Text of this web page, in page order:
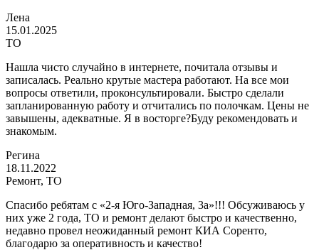
Лена
15.01.2025
ТО
Нашла чисто случайно в интернете, почитала отзывы и
записалась. Реально крутые мастера работают. На все мои
вопросы ответили, проконсультировали. Быстро сделали
запланированную работу и отчитались по полочкам. Цены не
завышены, адекватные. Я в восторге?Буду рекомендовать и
знакомым.
Регина
18.11.2022
Ремонт, ТО
Спасибо ребятам с «2-я Юго-Западная, 3а»!!! Обсуживаюсь у
них уже 2 года, ТО и ремонт делают быстро и качественно,
недавно провел неожиданный ремонт КИА Соренто,
благодарю за оперативность и качество!